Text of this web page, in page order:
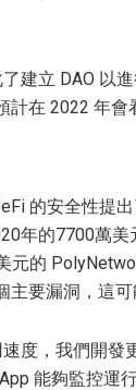
建立 DAO 以
在 2022 年會
的安全性提
年的7700萬
元的
主要漏洞，這
度，我們開
能夠監控運